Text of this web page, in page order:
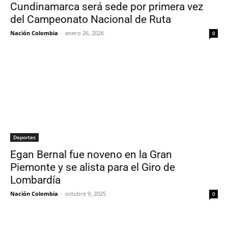
Cundinamarca será sede por primera vez
del Campeonato Nacional de Ruta
Nación Colombia - enero 26, 2026 0
Deportes
Egan Bernal fue noveno en la Gran
Piemonte y se alista para el Giro de
Lombardía
Nación Colombia - octubre 9, 2025 0